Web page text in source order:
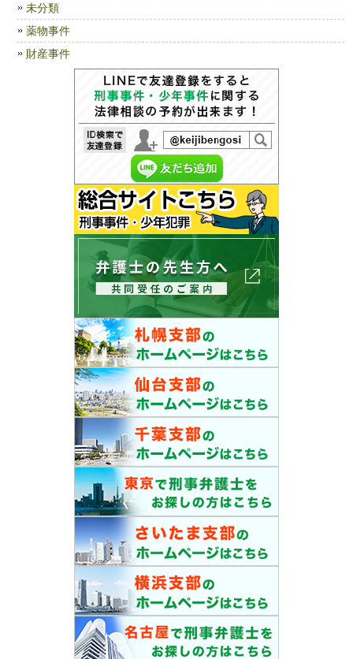
未分類
薬物事件
財産事件